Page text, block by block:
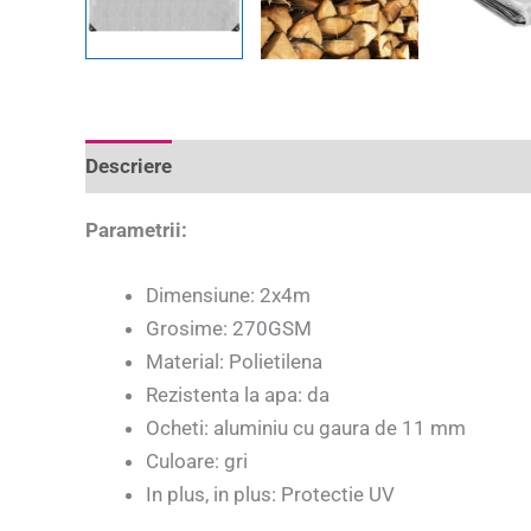
Descriere
Parametrii:
Dimensiune: 2x4m
Grosime: 270GSM
Material: Polietilena
Rezistenta la apa: da
Ocheti: aluminiu cu gaura de 11 mm
Culoare: gri
In plus, in plus: Protectie UV